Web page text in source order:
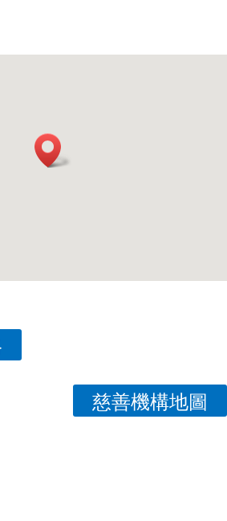
慈善機構地圖